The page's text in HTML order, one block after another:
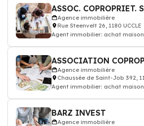
ASSOC. COPROPRIET.
Agence immobilière
Rue Steenvelt 26, 1180 UCCLE
Agent immobilier: achat
ASSOCIATION
Agence immobilière
Chaussée de Saint-Job 392,
Agent immobilier: achat
BARZ INVEST
Agence immobilière